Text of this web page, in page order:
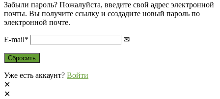
Забыли пароль? Пожалуйста, введите свой адрес электронной
почты. Вы получите ссылку и создадите новый пароль по
электронной почте.
E-mail*
Уже есть аккаунт? Войти